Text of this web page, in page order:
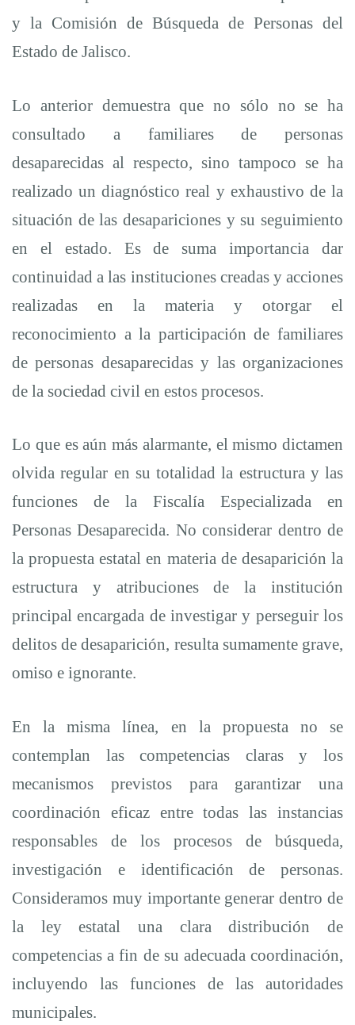
y la Comisión de Búsqueda de Personas del
Estado de Jalisco.
Lo anterior demuestra que no sólo no se ha
consultado a familiares de personas
desaparecidas al respecto, sino tampoco se ha
realizado un diagnóstico real y exhaustivo de la
situación de las desapariciones y su seguimiento
en el estado. Es de suma importancia dar
continuidad a las instituciones creadas y acciones
realizadas en la materia y otorgar el
reconocimiento a la participación de familiares
de personas desaparecidas y las organizaciones
de la sociedad civil en estos procesos.
Lo que es aún más alarmante, el mismo dictamen
olvida regular en su totalidad la estructura y las
funciones de la Fiscalía Especializada en
Personas Desaparecida. No considerar dentro de
la propuesta estatal en materia de desaparición la
estructura y atribuciones de la institución
principal encargada de investigar y perseguir los
delitos de desaparición, resulta sumamente grave,
omiso e ignorante.
En la misma línea, en la propuesta no se
contemplan las competencias claras y los
mecanismos previstos para garantizar una
coordinación eficaz entre todas las instancias
responsables de los procesos de búsqueda,
investigación e identificación de personas.
Consideramos muy importante generar dentro de
la ley estatal una clara distribución de
competencias a fin de su adecuada coordinación,
incluyendo las funciones de las autoridades
municipales.